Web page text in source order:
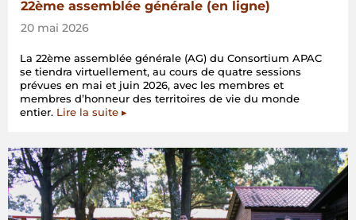
22ème assemblée générale (en ligne)
20 mai 2026
La 22ème assemblée générale (AG) du Consortium APAC
se tiendra virtuellement, au cours de quatre sessions
prévues en mai et juin 2026, avec les membres et
membres d’honneur des territoires de vie du monde
entier. Lire la suite ▸